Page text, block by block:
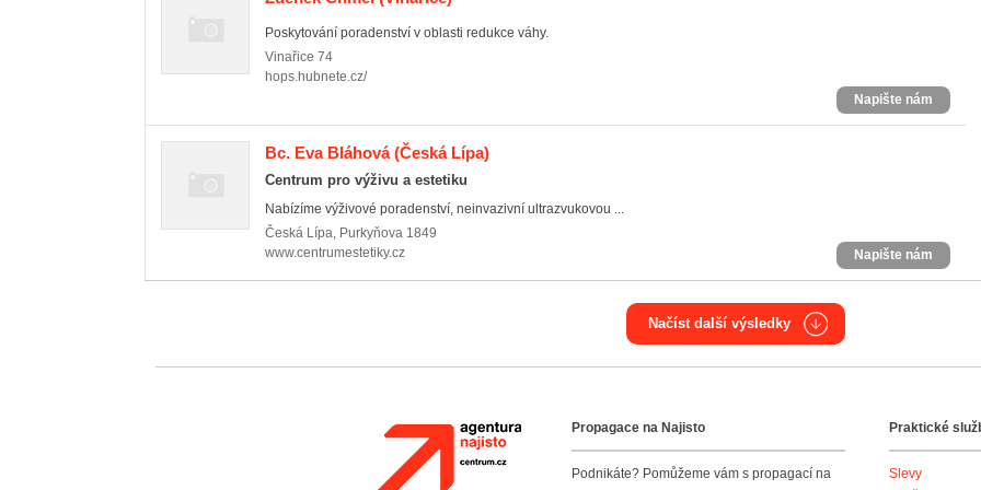
Poskytování poradenství v oblasti redukce váhy.
Vinařice 74
hops.hubnete.cz/
Napište nám
Bc. Eva Bláhová(Česká Lípa)
Centrum pro výživu a estetiku
Nabízíme výživové poradenství, neinvazivní ultrazvukovou ...
Česká Lípa, Purkyňova 1849
www.centrumestetiky.cz
Napište nám
Načíst další výsledky
Agentura NajistoPropagace na Najisto
Podnikáte? Pomůžeme vám s propagací na
Praktické
Slevy